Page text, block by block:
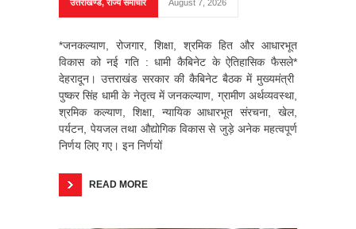
उत्तराखण्ड,राज्य समाचार August 7, 2026
*जनकल्याण, रोजगार, शिक्षा, श्रमिक हित और आधारभूत
विकास को नई गति : धामी कैबिनेट के ऐतिहासिक फैसले*
देहरादून। उत्तराखंड सरकार की कैबिनेट बैठक में मुख्यमंत्री
पुष्कर सिंह धामी के नेतृत्व में जनकल्याण, ग्रामीण अर्थव्यवस्था,
श्रमिक कल्याण, शिक्षा, न्यायिक आधारभूत संरचना, खेल,
पर्यटन, पेयजल तथा औद्योगिक विकास से जुड़े अनेक महत्वपूर्ण
निर्णय लिए गए। इन निर्णयों
READ MORE